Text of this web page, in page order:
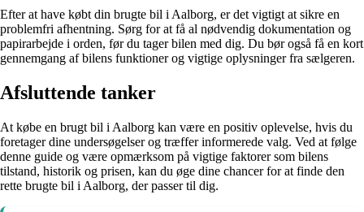
Efter at have købt din brugte bil i Aalborg, er det vigtigt at sikre en
problemfri afhentning. Sørg for at få al nødvendig dokumentation og
papirarbejde i orden, før du tager bilen med dig. Du bør også få en kort
gennemgang af bilens funktioner og vigtige oplysninger fra sælgeren.
Afsluttende tanker
At købe en brugt bil i Aalborg kan være en positiv oplevelse, hvis du
foretager dine undersøgelser og træffer informerede valg. Ved at følge
denne guide og være opmærksom på vigtige faktorer som bilens
tilstand, historik og prisen, kan du øge dine chancer for at finde den
rette brugte bil i Aalborg, der passer til dig.